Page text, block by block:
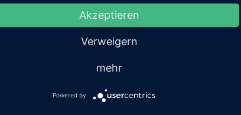
Datenbank gerade
gefunden.
konnte leider kein Direkttransfer
Du einen Zwischenstop angeben. Bitte
über die
Akzeptieren
Verweigern
mehr
Powered by